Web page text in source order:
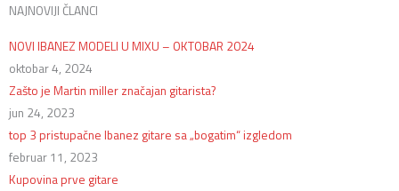
NAJNOVIJI ČLANCI
NOVI IBANEZ MODELI U MIXU – OKTOBAR 2024
oktobar 4, 2024
Zašto je Martin miller značajan gitarista?
jun 24, 2023
top 3 pristupačne Ibanez gitare sa „bogatim“ izgledom
februar 11, 2023
Kupovina prve gitare